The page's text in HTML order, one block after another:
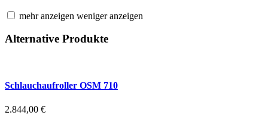
mehr anzeigen weniger anzeigen
Alternative Produkte
Schlauchaufroller OSM 710
2.844,00 €